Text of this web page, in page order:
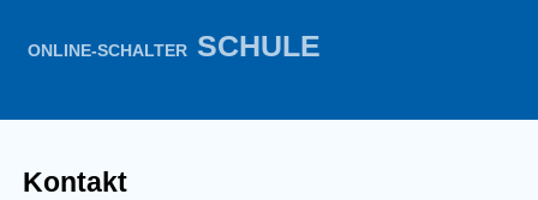
ONLINE-SCHALTER SCHULE
Kontakt